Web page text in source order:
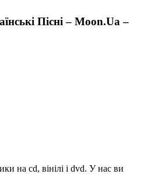
Пiснi – Moon.Ua –
на cd, вінілі і dvd. У нас ви